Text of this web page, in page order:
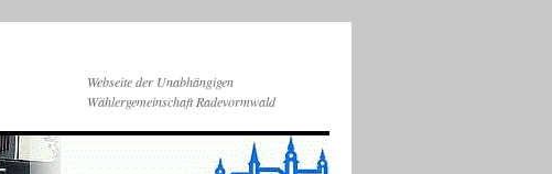
Webseite der Unabhängigen
Wählergemeinschaft Radevormwald